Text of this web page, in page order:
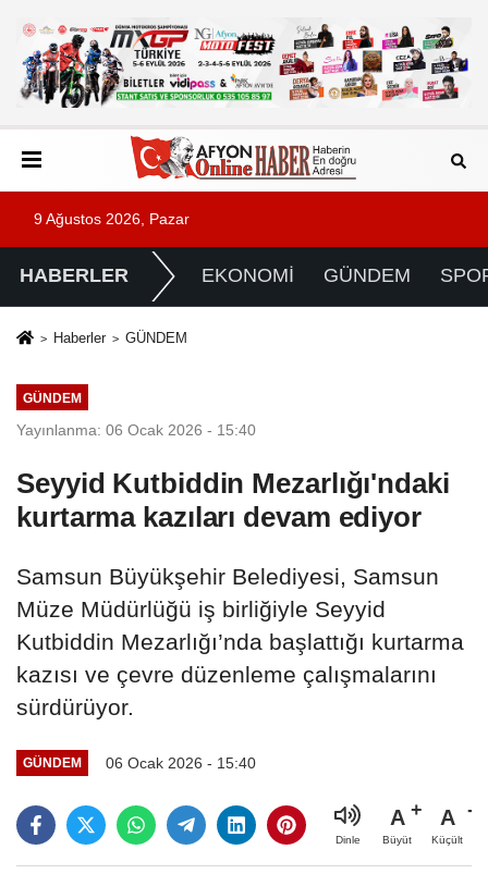
9 Ağustos 2026, Pazar
HABERLER EKONOMİ GÜNDEM
Haberler GÜNDEM
GÜNDEM
Yayınlanma: 06 Ocak 2026 - 15:40
Seyyid Kutbiddin Mezarlığı'ndaki
kurtarma kazıları devam ediyor
Samsun Büyükşehir Belediyesi, Samsun
Müze Müdürlüğü iş birliğiyle Seyyid
Kutbiddin Mezarlığı’nda başlattığı kurtarma
kazısı ve çevre düzenleme çalışmalarını
sürdürüyor.
GÜNDEM 06 Ocak 2026 - 15:40
Dinle
A
Büyüt
A
Küçült